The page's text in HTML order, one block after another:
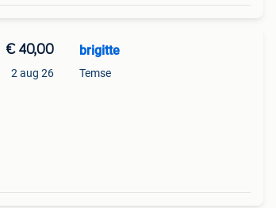
€ 40,00
2 aug 26
brigitte
Temse